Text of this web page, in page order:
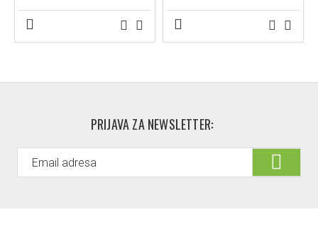
PRIJAVA ZA NEWSLETTER: